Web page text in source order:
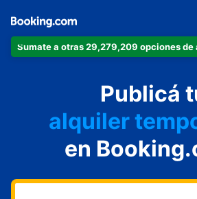
Sumate a otras 29,279,209 opciones
Publicá
hotel
alquiler
cabaña
en